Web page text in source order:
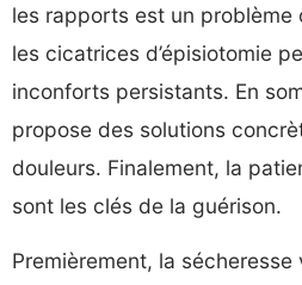
les rapports est un problème
les cicatrices d’épisiotomie
inconforts persistants. En
propose des solutions
douleurs. Finalement, la
sont les clés de la guérison.
Premièrement, la sécheresse